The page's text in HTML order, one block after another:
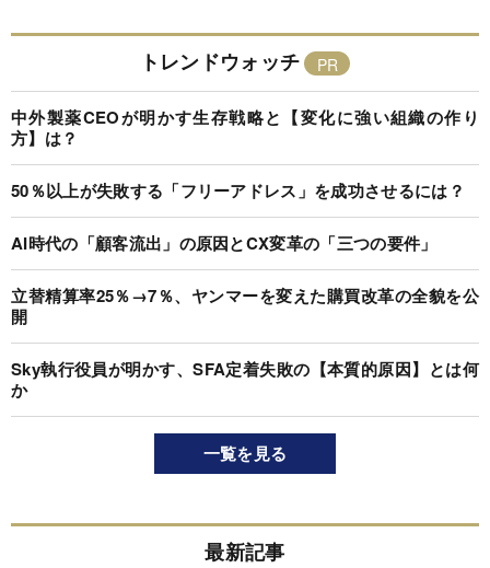
トレンドウォッチ
中外製薬CEOが明かす生存戦略と【変化に強い組織の作り
方】は？
50％以上が失敗する「フリーアドレス」を成功させるには？
AI時代の「顧客流出」の原因とCX変革の「三つの要件」
立替精算率25％→7％、ヤンマーを変えた購買改革の全貌を公
開
Sky執行役員が明かす、SFA定着失敗の【本質的原因】とは何
か
一覧を見る
最新記事